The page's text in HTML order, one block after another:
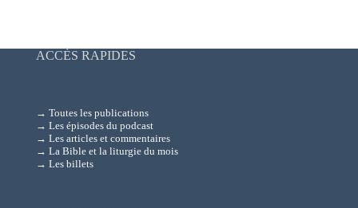
ACCÈS RAPIDES
→ Toutes les publications
→ Les épisodes du podcast
→ Les articles et commentaires
→ La Bible et la liturgie du mois
→ Les billets